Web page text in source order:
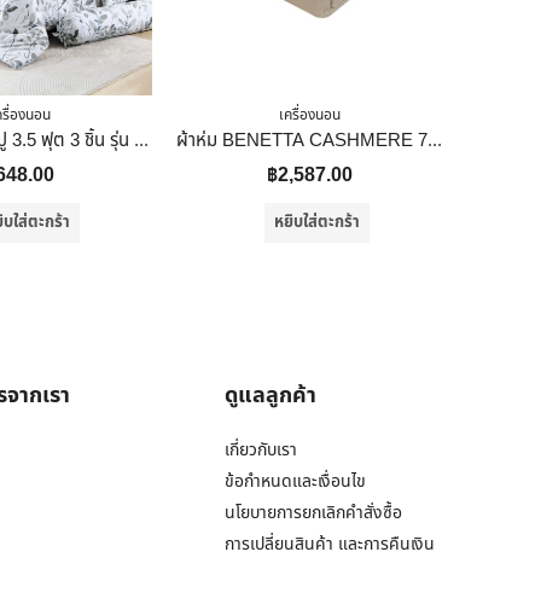
รื่องนอน
DECOS ชุดผ้าปู 3.5 ฟุต 3 ชิ้น รุ่น FLORET สีเทา
ใส่ตะกร้า
เครื่องนอน
ผ้าห่ม BENETTA CASHMERE 70×90 นิ้ว สี BROWN
฿2,587.00
หยิบใส่ตะกร้า
ากเรา ดูแลลูกค้า
เกี่ยวกับเรา
ข้อกำหนดและเงื่อนไข
นโยบายการยกเลิกคำสั่งซื้อ
การเปลี่ยนสินค้า และการคืนเงิน